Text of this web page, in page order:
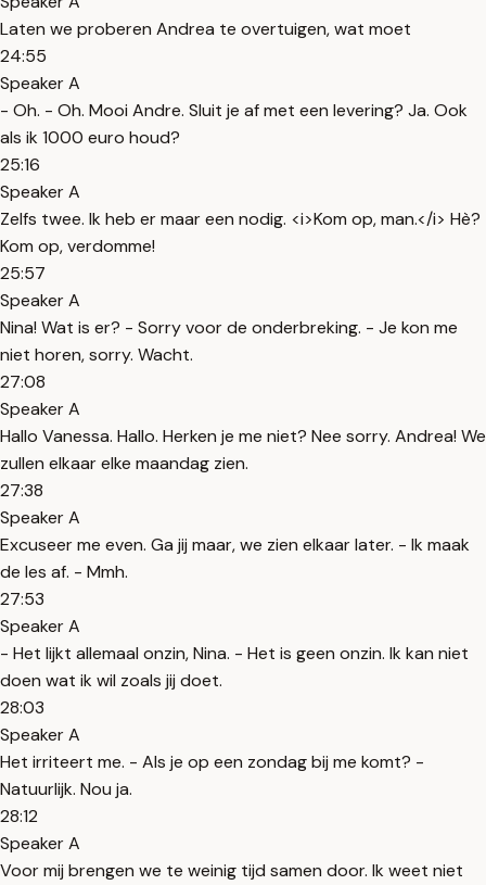
Laten we proberen Andrea te overtuigen, wat moet
24:55
Speaker A
- Oh. - Oh. Mooi Andre. Sluit je af met een levering? Ja. Ook
als ik 1000 euro houd?
25:16
Speaker A
Zelfs twee. Ik heb er maar een nodig. <i>Kom op, man.</i> Hè?
Kom op, verdomme!
25:57
Speaker A
Nina! Wat is er? - Sorry voor de onderbreking. - Je kon me
niet horen, sorry. Wacht.
27:08
Speaker A
Hallo Vanessa. Hallo. Herken je me niet? Nee sorry. Andrea! We
zullen elkaar elke maandag zien.
27:38
Speaker A
Excuseer me even. Ga jij maar, we zien elkaar later. - Ik maak
de les af. - Mmh.
27:53
Speaker A
- Het lijkt allemaal onzin, Nina. - Het is geen onzin. Ik kan niet
doen wat ik wil zoals jij doet.
28:03
Speaker A
Het irriteert me. - Als je op een zondag bij me komt? -
Natuurlijk. Nou ja.
28:12
Speaker A
Voor mij brengen we te weinig tijd samen door. Ik weet niet